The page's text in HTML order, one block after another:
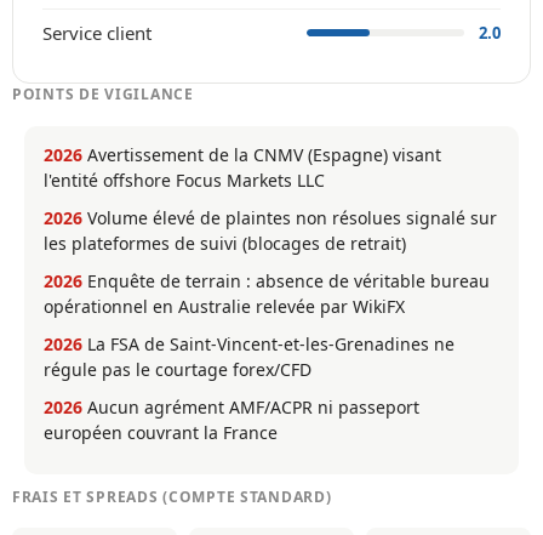
Service client 2.0
POINTS DE VIGILANCE
2026 Avertissement de la CNMV (Espagne) visant
l'entité offshore Focus Markets LLC
2026 Volume élevé de plaintes non résolues signalé sur
les plateformes de suivi (blocages de retrait)
2026 Enquête de terrain : absence de véritable bureau
opérationnel en Australie relevée par WikiFX
2026 La FSA de Saint-Vincent-et-les-Grenadines ne
régule pas le courtage forex/CFD
2026 Aucun agrément AMF/ACPR ni passeport
européen couvrant la France
FRAIS ET SPREADS (COMPTE STANDARD)